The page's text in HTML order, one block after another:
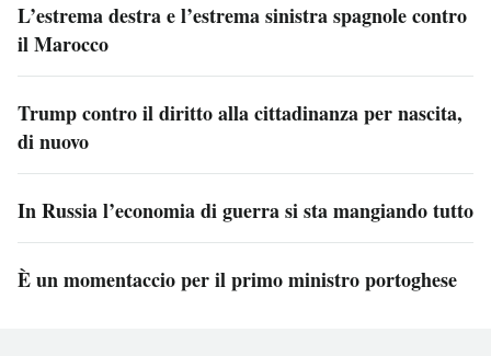
L’estrema destra e l’estrema sinistra spagnole contro
il Marocco
Trump contro il diritto alla cittadinanza per nascita,
di nuovo
In Russia l’economia di guerra si sta mangiando tutto
È un momentaccio per il primo ministro portoghese